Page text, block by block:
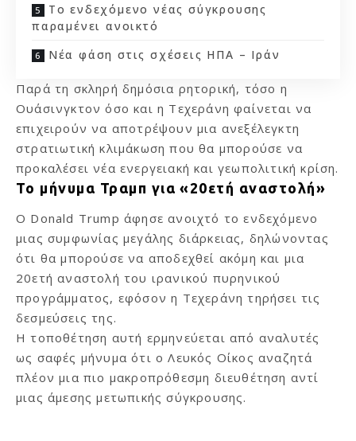
Το ενδεχόμενο νέας σύγκρουσης
παραμένει ανοικτό
Νέα φάση στις σχέσεις ΗΠΑ – Ιράν
Παρά τη σκληρή δημόσια ρητορική, τόσο η
Ουάσινγκτον όσο και η Τεχεράνη φαίνεται να
επιχειρούν να αποτρέψουν μια ανεξέλεγκτη
στρατιωτική κλιμάκωση που θα μπορούσε να
προκαλέσει νέα ενεργειακή και γεωπολιτική κρίση.
Το μήνυμα Τραμπ για «20ετή αναστολή»
Ο Donald Trump άφησε ανοιχτό το ενδεχόμενο
μιας συμφωνίας μεγάλης διάρκειας, δηλώνοντας
ότι θα μπορούσε να αποδεχθεί ακόμη και μια
20ετή αναστολή του ιρανικού πυρηνικού
προγράμματος, εφόσον η Τεχεράνη τηρήσει τις
δεσμεύσεις της.
Η τοποθέτηση αυτή ερμηνεύεται από αναλυτές
ως σαφές μήνυμα ότι ο Λευκός Οίκος αναζητά
πλέον μια πιο μακροπρόθεσμη διευθέτηση αντί
μιας άμεσης μετωπικής σύγκρουσης.